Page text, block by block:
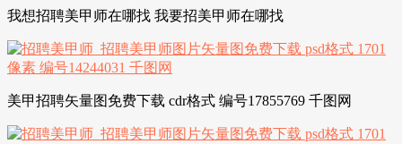
我想招聘美甲师在哪找 我要招美甲师在哪找
美甲招聘矢量图免费下载 cdr格式 编号17855769 千图网